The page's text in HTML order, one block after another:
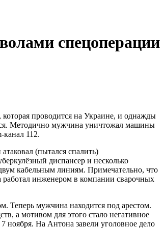
спецоперации
проводится на Украине, и однажды
Методично мужчина уничтожал машины
канал 112.
(пытался спалить)
диспансер и несколько
кабельным линиям. Примечательно, что
работал инженером в компании сварочных
Теперь мужчина находится под арестом.
а мотивом для этого стало негативное
На Антона завели уголовное дело